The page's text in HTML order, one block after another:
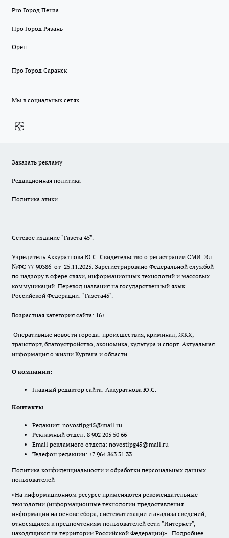
Pro Город Пенза
Про Город Рязань
Орен
Про Город Саранск
Мы в социальных сетях
Заказать рекламу
Редакционная политика
Политика этики
Сетевое издание "Газета 45".
Учредитель Аккуратнова Ю.С. Свидетельство о регистрации СМИ: Эл.
№ФС 77-90386 от 25.11.2025. Зарегистрировано Федеральной службой
по надзору в сфере связи, информационных технологий и массовых
коммуникаций. Перевод названия на государственный язык
Российской Федерации: "Газета45".
Возрастная категория сайта: 16+
Оперативные новости города: происшествия, криминал, ЖКХ,
транспорт, благоустройство, экономика, культура и спорт. Актуальная
информация о жизни Кургана и области.
О компании:
Главный редактор сайта: Аккуратнова Ю.С.
Контакты
Редакция: novostipg45@mail.ru
Рекламный отдел: 8 902 205 50 66
Email рекламного отдела: novostipg45@mail.ru
Телефон редакции: +7 964 863 31 33
Политика конфиденциальности и обработки персональных данных
пользователей
«На информационном ресурсе применяются рекомендательные
технологии (информационные технологии предоставления
информации на основе сбора, систематизации и анализа сведений,
относящихся к предпочтениям пользователей сети "Интернет",
находящихся на территории Российской Федерации)». Подробнее